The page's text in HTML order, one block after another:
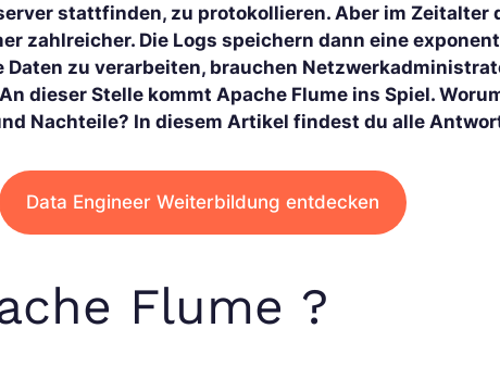
stattfinden, zu protokollieren. Aber im Zeitalter
zahlreicher. Die Logs speichern dann eine
Daten zu verarbeiten, brauchen
dieser Stelle kommt Apache Flume ins Spiel.
Nachteile? In diesem Artikel findest du alle
Data Engineer Weiterbildung entdecken
Flume ?